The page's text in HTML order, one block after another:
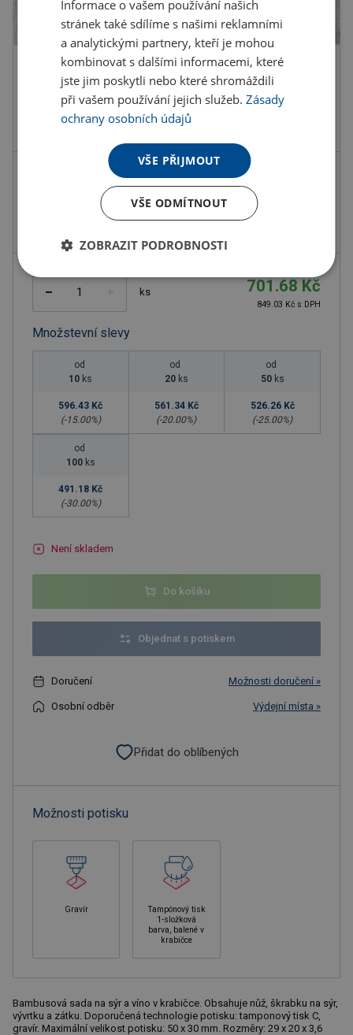
ks 701.68 Kč
849.03 Kč s DPH
Množstevní slevy
od
10 ks
596.43 Kč
(-15.00%)
od
20 ks
561.34 Kč
(-20.00%)
od
50 ks
526.26 Kč
(-25.00%)
od
100 ks
491.18 Kč
(-30.00%)
Není skladem
Do košíku
Objednat s potiskem
Doručení Možnosti doručení »
Osobní odběr Výdejní místa »
Přidat do oblíbených
Možnosti potisku
Gravír
Tampónový tisk
1-složková
barva, balené v
krabičce
Bambusová sada na sýr a víno v krabičce. Obsahuje nůž, škrabku na sýr,
vývrtku a zátku. Doporučená technologie potisku: tamponový tisk C,
gravír. Maximální velikost potisku: 50 x 30 mm. Rozměry: 29 x 20 x 3,6
Informace o vašem používání našich
stránek také sdílíme s našimi reklamními
a analytickými partnery, kteří je mohou
kombinovat s dalšími informacemi, které
jste jim poskytli nebo které shromáždili
při vašem používání jejich služeb.Zásady
ochrany osobních údajů
VŠE PŘIJMOUT
VŠE ODMÍTNOUT
ZOBRAZIT PODROBNOSTI